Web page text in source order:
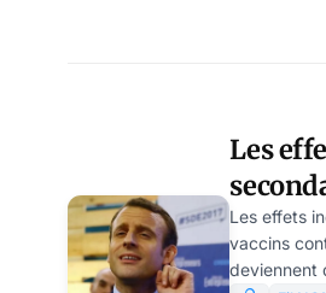
Les
vaccin
cachés
Les effets
vaccins
deviennent